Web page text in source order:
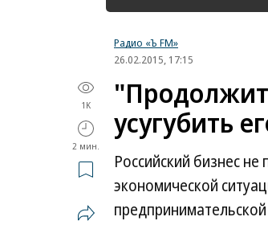
Радио «Ъ FM»
26.02.2015, 17:15
1K
2 мин.
усугубить
Российский бизнес
экономической